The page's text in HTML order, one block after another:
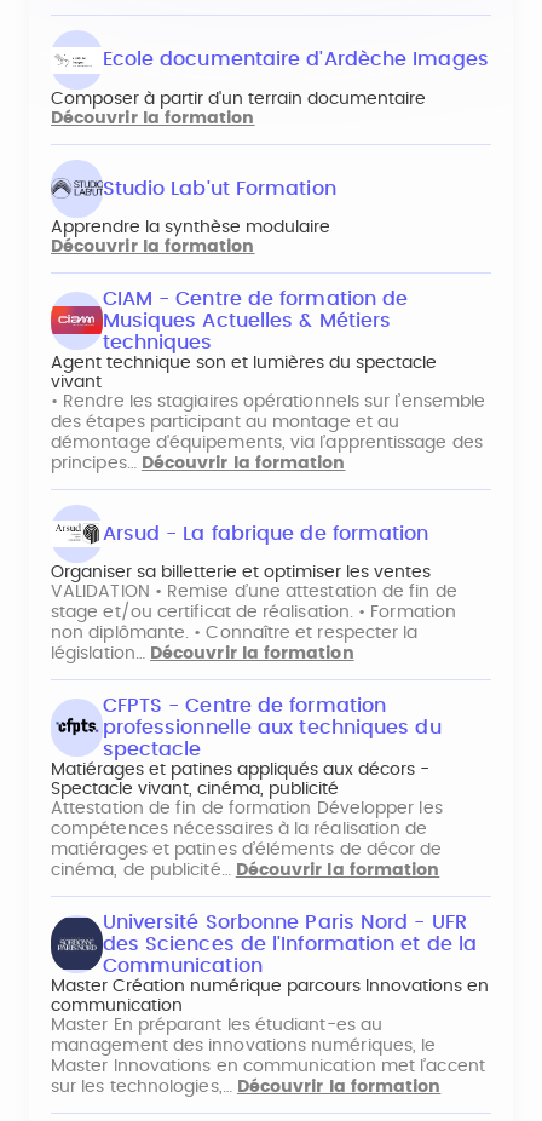
Ecole documentaire d'Ardèche Images
Composer à partir d'un terrain documentaire
Découvrir la formation
Studio Lab'ut Formation
Apprendre la synthèse modulaire
Découvrir la formation
CIAM - Centre de formation de
Musiques Actuelles & Métiers
techniques
Agent technique son et lumières du spectacle
vivant
• Rendre les stagiaires opérationnels sur l’ensemble
des étapes participant au montage et au
démontage d'équipements, via l’apprentissage des
principes… Découvrir la formation
Arsud - La fabrique de formation
Organiser sa billetterie et optimiser les ventes
VALIDATION • Remise d’une attestation de fin de
stage et/ou certificat de réalisation. • Formation
non diplômante. • Connaître et respecter la
législation… Découvrir la formation
CFPTS - Centre de formation
professionnelle aux techniques du
spectacle
Matiérages et patines appliqués aux décors -
Spectacle vivant, cinéma, publicité
Attestation de fin de formation Développer les
compétences nécessaires à la réalisation de
matiérages et patines d’éléments de décor de
cinéma, de publicité… Découvrir la formation
Université Sorbonne Paris Nord - UFR
des Sciences de l'Information et de la
Communication
Master Création numérique parcours Innovations en
communication
Master En préparant les étudiant-es au
management des innovations numériques, le
Master Innovations en communication met l’accent
sur les technologies,… Découvrir la formation